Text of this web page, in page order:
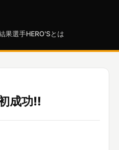
果選手HERO'Sとは
成功!!